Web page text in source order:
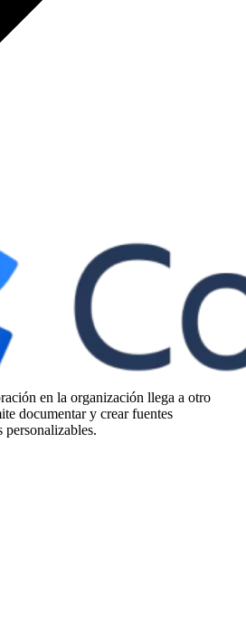
en la organización llega a otro
documentar y crear fuentes
personalizables.